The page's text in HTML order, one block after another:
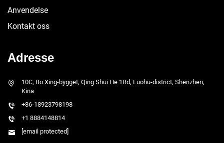
Anvendelse
Kontakt oss
Adresse
10C, Bo Xing-bygget, Qing Shui He 1Rd, Luohu-district, Shenzhen,
Kina
+86-18923798198
+1 8884148814
[email protected]